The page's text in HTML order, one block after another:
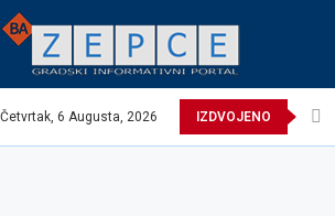
Četvrtak, 6 Augusta, 2026 IZDVOJENO